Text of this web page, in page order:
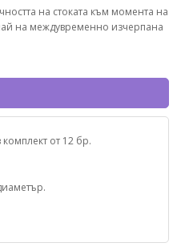
на стоката към момента на
на междувременно изчерпана
от 12 бр.